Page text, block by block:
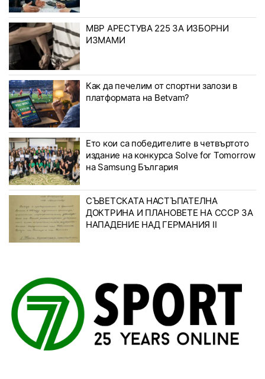
МВР АРЕСТУВА 225 ЗА ИЗБОРНИ
ИЗМАМИ
Как да печелим от спортни залози в
платформата на Betvam?
Ето кои са победителите в четвъртото
издание на конкурса Solve for Tomorrow
на Samsung България
СЪВЕТСКАТА НАСТЪПАТЕЛНА
ДОКТРИНА И ПЛАНОВЕТЕ НА СССР ЗА
НАПАДЕНИЕ НАД ГЕРМАНИЯ II